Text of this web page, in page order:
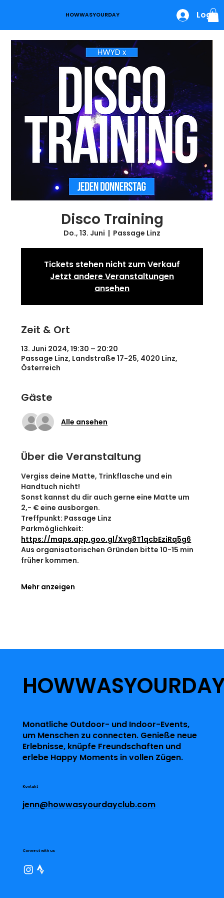
HOWWASYOURDAY Login
Disco Training
Do., 13. Juni
  |
Passage Linz
Tickets stehen nicht zum Verkauf
Jetzt andere Veranstaltungen
ansehen
Zeit & Ort
13. Juni 2024, 19:30 – 20:20
Passage Linz, Landstraße 17-25, 4020 Linz,
Österreich
Gäste
Alle ansehen
Über die Veranstaltung
Vergiss deine Matte, Trinkflasche und ein
Handtuch nicht!
Sonst kannst du dir auch gerne eine Matte um
2,- € eine ausborgen.
Treffpunkt: Passage Linz
Parkmöglichkeit:
https://maps.app.goo.gl/Xvg8T1qcbEziRq5g6
Aus organisatorischen Gründen bitte 10-15 min
früher kommen.
Mehr anzeigen
Monatliche Outdoor- und Indoor-Events,
um Menschen zu connecten. Genieße neue
Erlebnisse, knüpfe Freundschaften und
erlebe Happy Moments in vollen Zügen.
Connect with us
Kontakt
jenn@howwasyourdayclub.com